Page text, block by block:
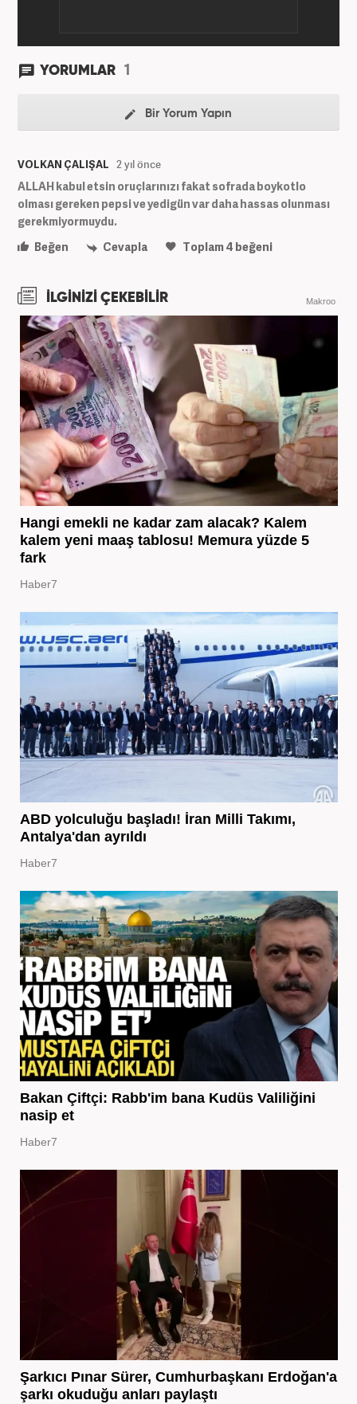
YORUMLAR 1
Bir Yorum Yapın
VOLKAN ÇALIŞAL 2 yıl önce
ALLAH kabul etsin oruçlarınızı fakat sofrada boykotlo
olması gereken pepsi ve yedigün var daha hassas olunması
gerekmiyormuydu.
Beğen
Cevapla Toplam4 beğeni
İLGİNİZİ ÇEKEBİLİR Makroo
Hangi emekli ne kadar zam alacak? Kalem
kalem yeni maaş tablosu! Memura yüzde 5
fark
Haber7
ABD yolculuğu başladı! İran Milli Takımı,
Antalya'dan ayrıldı
Haber7
Bakan Çiftçi: Rabb'im bana Kudüs Valiliğini
nasip et
Haber7
Şarkıcı Pınar Sürer, Cumhurbaşkanı Erdoğan'a
şarkı okuduğu anları paylaştı